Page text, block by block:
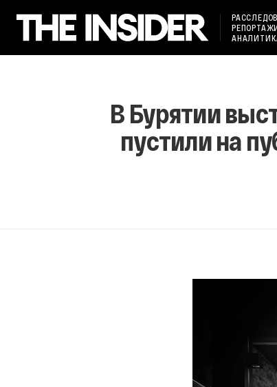
В Бурятии
пустили на